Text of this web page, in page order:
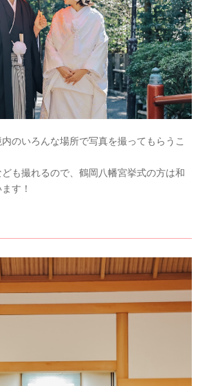
のいろんな場所で写真を撮ってもらうこ
も撮れるので、鶴岡八幡宮挙式の方は和
す！